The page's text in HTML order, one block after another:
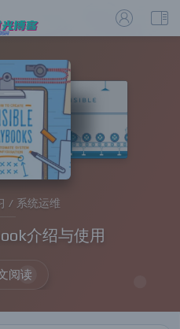
/ 系统运维
介绍与使用
阅读